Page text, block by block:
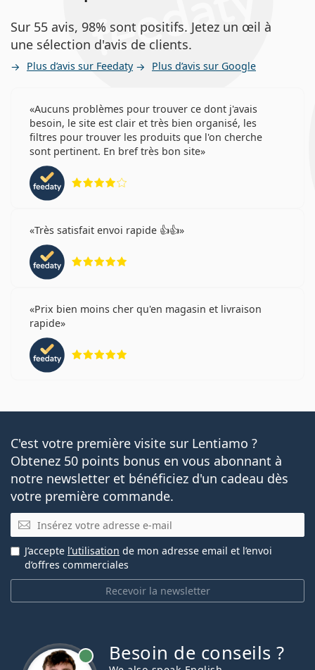
Sur 55 avis, 98% sont positifs. Jetez un œil à
une sélection d'avis de clients.
Plus d’avis sur Feedaty Plus d’avis sur Google
Aucuns problèmes pour trouver ce dont j'avais
besoin, le site est clair et très bien organisé, les
filtres pour trouver les produits que l'on cherche
sont pertinent. En bref très bon site
Très satisfait envoi rapide 👍👍
Prix bien moins cher qu'en magasin et livraison
rapide
C'est votre première visite sur Lentiamo ?
Obtenez 50 points bonus en vous abonnant à
notre newsletter et bénéficiez d'un cadeau dès
votre première commande.
E-mail
Recevoir la newsletter
J’accepte l’utilisation de mon adresse email et l’envoi
d’offres commerciales
Besoin de conseils ?